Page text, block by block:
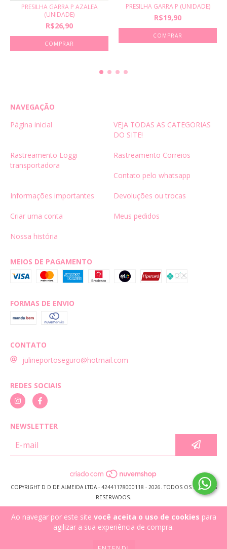
Ao navegar por este site você aceita o uso de cookies para
agilizar a sua experiência de compra.
PRESILHA GARRA P AZALEA
(UNIDADE)
R$26,90
COMPRAR
PRESILHA GARRA P (UNIDADE)
R$19,90
COMPRAR
NAVEGAÇÃO
Página inicial
VEJA TODAS AS CATEGORIAS
DO SITE!
Rastreamento Loggi
transportadora
Rastreamento Correios
Contato pelo whatsapp
Informações importantes Devoluções ou trocas
Criar uma conta Meus pedidos
Nossa história
MEIOS DE PAGAMENTO
FORMAS DE ENVIO
CONTATO
julineportoseguro@hotmail.com
REDES SOCIAIS
NEWSLETTER
COPYRIGHT D D DE ALMEIDA LTDA - 42441178000118 - 2026. TODOS OS DIREITOS
RESERVADOS.